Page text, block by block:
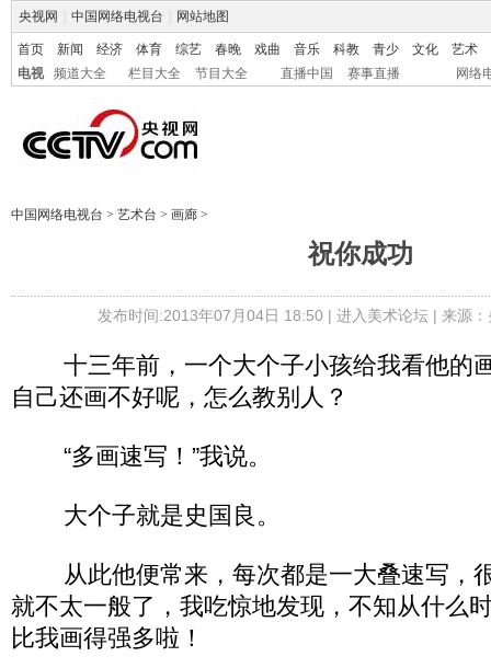
央视网 中国网络电视台 网站地图
首页 新闻 经济 体育 综艺 春晚 戏曲 音乐 科教 青少 文化
艺术
电视
频道大全 栏目大全 节目大全 直播中国 赛事直播 网络
中国网络电视台 > 艺术台 > 画廊 >
祝你成功
发布时间:2013年07月04日 18:50 | 进入美术论坛| 来源
十三年前，一个大个子小孩给我看他的
自己还画不好呢，怎么教别人？
“多画速写！”我说。
大个子就是史国良。
从此他便常来，每次都是一大叠速写，
就不太一般了，我吃惊地发现，不知从什么
比我画得强多啦！